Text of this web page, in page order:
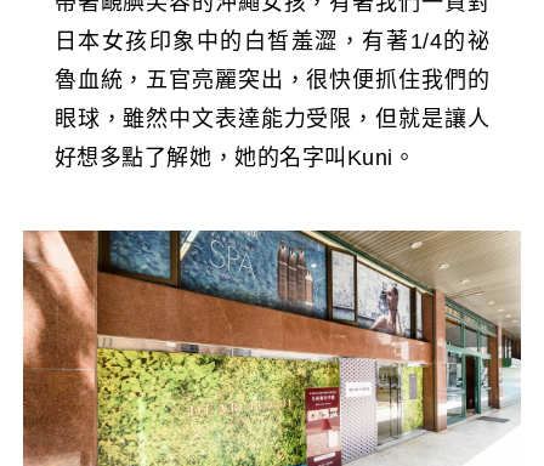
日本女孩印象中的白皙羞澀，有著1/4的祕
魯血統，五官亮麗突出，很快便抓住我們的
眼球，雖然中文表達能力受限，但就是讓人
好想多點了解她，她的名字叫Kuni。